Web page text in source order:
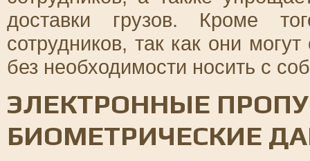
доставки грузов. Кроме
сотрудников, так как они
без необходимости носить с
ЭЛЕКТРОННЫЕ
БИОМЕТРИЧЕСКИЕ